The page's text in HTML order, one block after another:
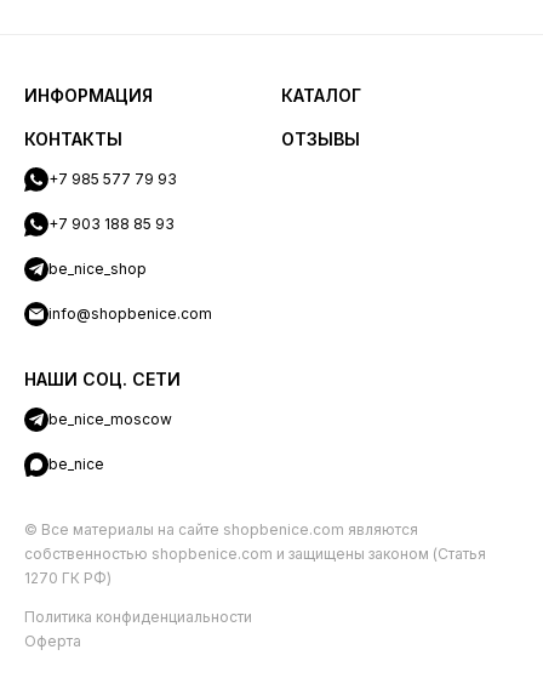
ИНФОРМАЦИЯ КАТАЛОГ
КОНТАКТЫ
+7 985 577 79 93
+7 903 188 85 93
be_nice_shop
info@shopbenice.com
НАШИ СОЦ. СЕТИ
be_nice_moscow
be_nice
ОТЗЫВЫ
© Все материалы на сайте shopbenice.com являются
собственностью shopbenice.com и защищены законом (Статья
1270 ГК РФ)
Политика конфиденциальности
Оферта